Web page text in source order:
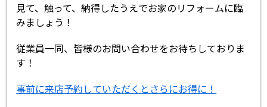
見て、触って、納得したうえでお家のリフォームに臨
みましょう！
従業員一同、皆様のお問い合わせをお待ちしておりま
す！
事前に来店予約していただくとさらにお得に！